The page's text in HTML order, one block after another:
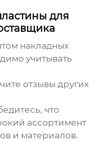
для
накладных
учитывать
отзывы других
что
ассортимент
и материалов.